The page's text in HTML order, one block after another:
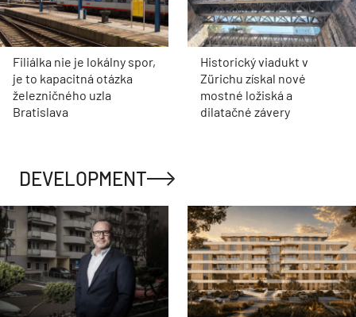
Filiálka nie je lokálny spor,
je to kapacitná otázka
železničného uzla
Bratislava
Historický viadukt v
Zürichu získal nové
mostné ložiská a
dilatačné závery
DEVELOPMENT